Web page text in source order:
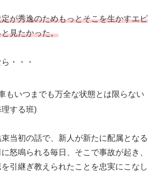
が秀逸のためもっとそこを生かすエピ
見たかった。
・・・
もいつまでも万全な状態とは限らない
する班)
当初の話で、新人が新たに配属となる
怒鳴られる毎日、そこで事故が起き、
引継ぎ教えられたことを忠実にこなし